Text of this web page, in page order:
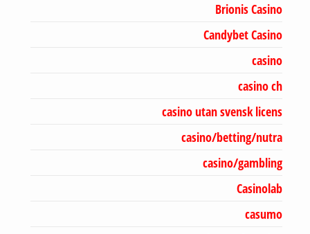
Brionis Casino
Candybet Casino
casino
casino ch
casino utan svensk licens
casino/betting/nutra
casino/gambling
Casinolab
casumo